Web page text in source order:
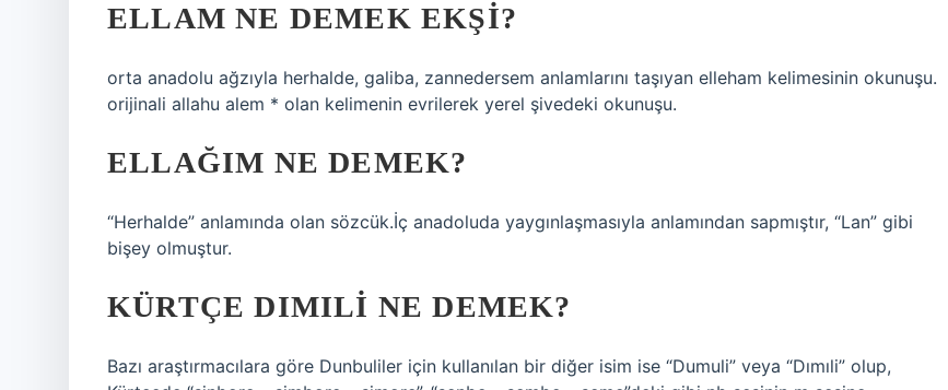
ELLAM NE DEMEK EKŞI?
orta anadolu ağzıyla herhalde, galiba, zannedersem anlamlarını taşıyan elleham kelimesinin okunuşu.
orijinali allahu alem * olan kelimenin evrilerek yerel şivedeki okunuşu.
ELLAĞIM NE DEMEK?
“Herhalde” anlamında olan sözcük.İç anadoluda yaygınlaşmasıyla anlamından sapmıştır, “Lan” gibi
bişey olmuştur.
KÜRTÇE DIMILI NE DEMEK?
Bazı araştırmacılara göre Dunbuliler için kullanılan bir diğer isim ise “Dumuli” veya “Dımıli” olup,